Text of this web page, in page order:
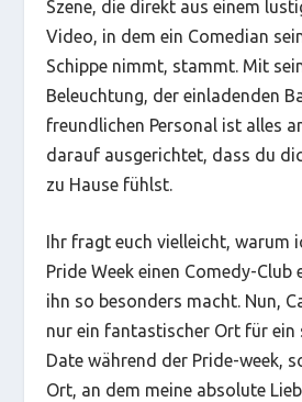
Szene, die direkt aus einem
Video, in dem ein Comedian
Schippe nimmt, stammt. Mit
Beleuchtung, der einladenden
freundlichen Personal ist alles
darauf ausgerichtet, dass du
zu Hause fühlst.
Ihr fragt euch vielleicht, warum
Pride Week einen Comedy-Club
ihn so besonders macht. Nun,
nur ein fantastischer Ort für ein
Date während der Pride-week,
Ort, an dem meine absolute